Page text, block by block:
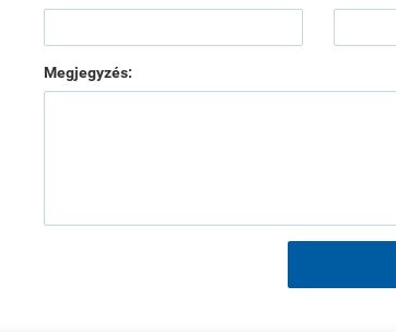
Megjegyzés: